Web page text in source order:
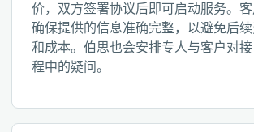
价，双方签署协议后即可启动服务。
确保提供的信息准确完整，以避免后
和成本。伯思也会安排专人与客户对
程中的疑问。